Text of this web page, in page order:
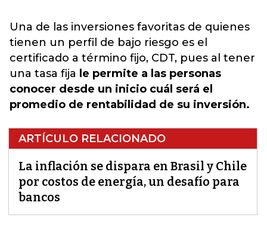
Una de las inversiones favoritas de quienes
tienen un perfil de bajo riesgo es el
certificado a término fijo, CDT, pues al tener
una tasa fija le permite a las personas
conocer desde un inicio cuál será el
promedio de rentabilidad de su inversión.
ARTÍCULO RELACIONADO
La inflación se dispara en Brasil y Chile
por costos de energía, un desafío para
bancos